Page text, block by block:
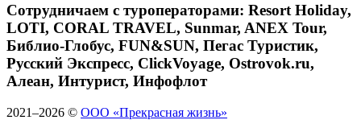
Сотрудничаем с туроператорами: Resort Holiday,
LOTI, CORAL TRAVEL, Sunmar, ANEX Tour,
Библио-Глобус, FUN&SUN, Пегас Туристик,
Русский Экспресс, ClickVoyage, Ostrovok.ru,
Алеан, Интурист, Инфофлот
2021–2026 © ООО «Прекрасная жизнь»